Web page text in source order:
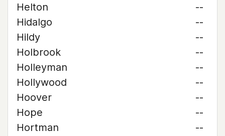
Helton
--
Hidalgo
--
Hildy
--
Holbrook
--
Holleyman
--
Hollywood
--
Hoover
--
Hope
--
Hortman
--